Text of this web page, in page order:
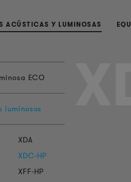
ACÚSTICAS Y LUMINOSAS
ECO
luminosos
XDA
XDC-HP
XFF-HP